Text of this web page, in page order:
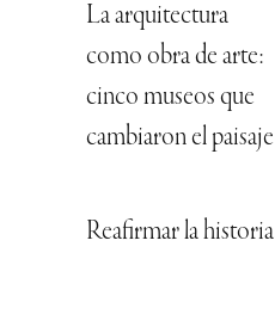
La arquitectura
como obra de arte:
cinco museos que
cambiaron el paisaje
Reafirmar la historia